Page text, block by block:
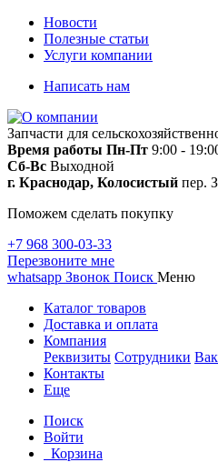
Новости
Полезные статьи
Услуги компании
Написать нам
Запчасти для
Время работы Пн-Пт 9:00 -
Сб-Вс Выходной
г. Краснодар, Колосистый пер.
Поможем сделать покупку
+7 968 300-03-33
Перезвоните мне
whatsapp Звонок Поиск Меню
Каталог товаров
Доставка и оплата
Компания
Реквизиты Сотрудники
Контакты
Еще
Поиск
Войти
Корзина